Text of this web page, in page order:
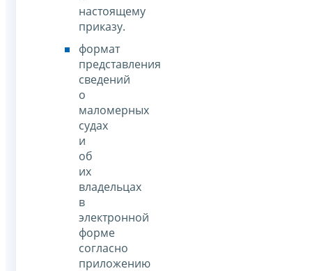
настоящему
приказу.
формат
представления
сведений
о
маломерных
судах
и
об
их
владельцах
в
электронной
форме
согласно
приложению